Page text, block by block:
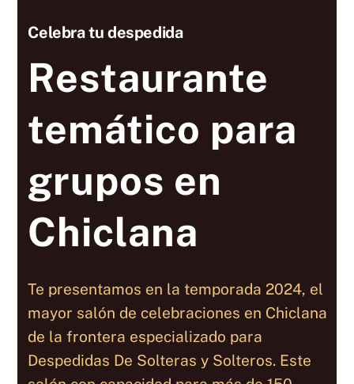
Celebra tu despedida
Restaurante
temático para
grupos en
Chiclana
Te presentamos en la temporada 2024, el
mayor salón de celebraciones en Chiclana
de la frontera especializado para
Despedidas De Solteras y Solteros. Este